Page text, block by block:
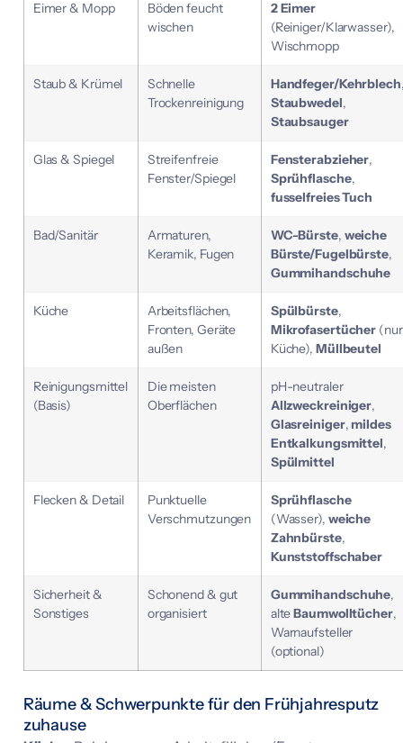
Eimer & Mopp
Böden feucht
wischen
2 Eimer
(Reiniger/Klarwasser),
Wischmopp
Staub & Krümel
Schnelle
Trockenreinigung
Handfeger/Kehrblech
Staubwedel,
Staubsauger
Glas & Spiegel
Streifenfreie
Fenster/Spiegel
Fensterabzieher,
Sprühflasche,
fusselfreies Tuch
Bad/Sanitär
Armaturen,
Keramik, Fugen
WC-Bürste, weiche
Bürste/Fugelbürste,
Gummihandschuhe
Küche
Arbeitsflächen,
Fronten, Geräte
außen
Spülbürste,
Mikrofasertücher (nur
Küche), Müllbeutel
Reinigungsmittel
(Basis)
Die meisten
Oberflächen
pH-neutraler
Allzweckreiniger,
Glasreiniger,mildes
Entkalkungsmittel,
Spülmittel
Flecken & Detail
Punktuelle
Verschmutzungen
Sprühflasche
(Wasser), weiche
Zahnbürste,
Kunststoffschaber
Sicherheit &
Sonstiges
Schonend & gut
organisiert
Gummihandschuhe,
alteBaumwolltücher,
Warnaufsteller
(optional)
Räume & Schwerpunkte für den Frühjahresputz
zuhause